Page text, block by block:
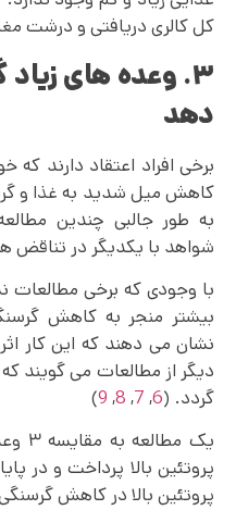
کل کالری دریافتی و درشت
۳. وعده های
دهد
برخی افراد اعتقاد دارند
کاهش میل شدید به غذا و
به طور جالبی چندین
شواهد با یکدیگر در تناقض
با وجودی که برخی
بیشتر منجر به کاهش
نشان می‌ دهند که این کار
دیگر از مطالعات می‌ گویند
گردد. (6
,
7
,
8
,
9
)
پروتئین بالا در کاهش